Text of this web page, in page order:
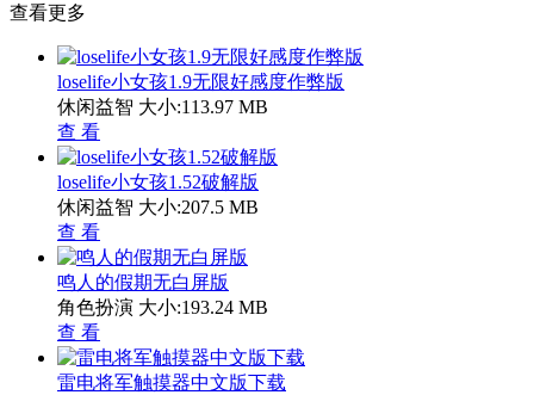
查看更多
loselife小女孩1.9无限好感度作弊版
休闲益智 大小:113.97 MB
查 看
loselife小女孩1.52破解版
休闲益智 大小:207.5 MB
查 看
鸣人的假期无白屏版
角色扮演 大小:193.24 MB
查 看
雷电将军触摸器中文版下载